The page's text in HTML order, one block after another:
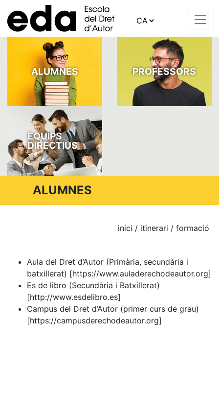
ALUMNES PROFESSORS
EQUIPS
DIRECTIUS
ALUMNES
inici / itinerari / formació
Aula del Dret d’Autor (Primària, secundària i
batxillerat) [https://www.auladerechodeautor.org]
Es de libro (Secundària i Batxillerat)
[http://www.esdelibro.es]
Campus del Dret d’Autor (primer curs de grau)
[https://campusderechodeautor.org]